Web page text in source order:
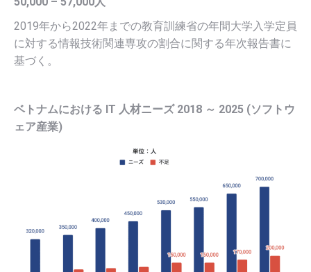
2019年から2022年までの教育訓練省の年間大学入学定員
に対する情報技術関連専攻の割合に関する年次報告書に
基づく。
ベトナムにおける IT 人材ニーズ 2018 ～ 2025 (ソフトウ
ェア産業)